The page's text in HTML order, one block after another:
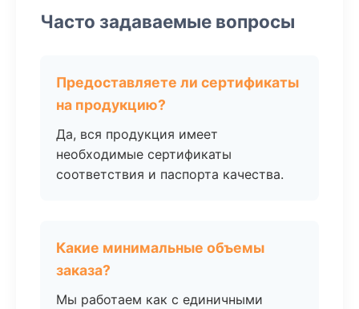
Часто задаваемые вопросы
Предоставляете ли сертификаты
на продукцию?
Да, вся продукция имеет
необходимые сертификаты
соответствия и паспорта качества.
Какие минимальные объемы
заказа?
Мы работаем как с единичными